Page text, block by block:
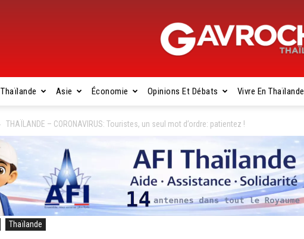
Gavroche
Thaïlande
Thaïlande Asie Économie Opinions Et Débats Vivre En Thaïlande
THAÏLANDE – CORONAVIRUS: Touristes, un seul mot d’ordre: patientez !
Thaïlande